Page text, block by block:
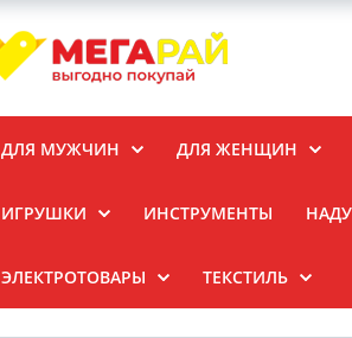
ДЛЯ МУЖЧИН ДЛЯ ЖЕНЩИН
ИГРУШКИ ИНСТРУМЕНТЫ
ЭЛЕКТРОТОВАРЫ ТЕКСТИЛЬ